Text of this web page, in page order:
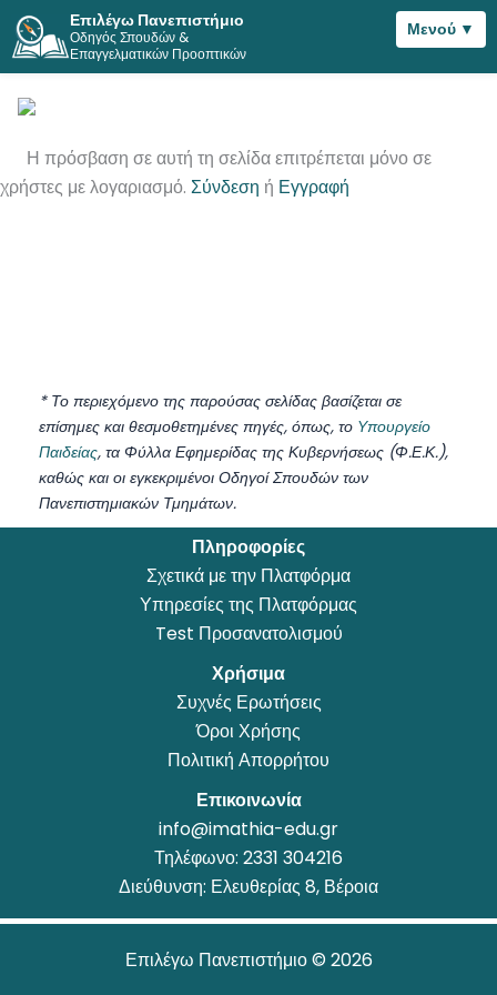
Μετάβαση
στο
περιεχόμενο
Η πρόσβαση σε αυτή τη σελίδα επιτρέπεται μόνο σε
χρήστες με λογαριασμό. Σύνδεση ή Εγγραφή
* Το περιεχόμενο της παρούσας σελίδας βασίζεται σε
επίσημες και θεσμοθετημένες πηγές, όπως, το Υπουργείο
Παιδείας, τα Φύλλα Εφημερίδας της Κυβερνήσεως (Φ.Ε.Κ.),
καθώς και οι εγκεκριμένοι Οδηγοί Σπουδών των
Πανεπιστημιακών Τμημάτων.
Πληροφορίες
Σχετικά με την Πλατφόρμα
Υπηρεσίες της Πλατφόρμας
Test Προσανατολισμού
Χρήσιμα
Συχνές Ερωτήσεις
Όροι Χρήσης
Πολιτική Απορρήτου
Επικοινωνία
info@imathia-edu.gr
Τηλέφωνο: 2331 304216
Διεύθυνση: Ελευθερίας 8, Βέροια
Επιλέγω Πανεπιστήμιο © 2026
Επιλέγω Πανεπιστήμιο
Οδηγός Σπουδών &
Επαγγελματικών Προοπτικών
Μενού ▼